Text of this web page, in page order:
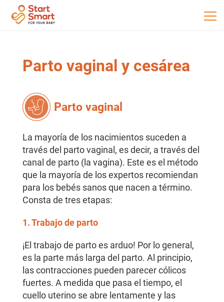
Parto vaginal y cesárea
Parto vaginal
La mayoría de los nacimientos suceden a
través del parto vaginal, es decir, a través del
canal de parto (la vagina). Este es el método
que la mayoría de los expertos recomiendan
para los bebés sanos que nacen a término.
Consta de tres etapas:
1. Trabajo de parto
¡El trabajo de parto es arduo! Por lo general,
es la parte más larga del parto. Al principio,
las contracciones pueden parecer cólicos
fuertes. A medida que pasa el tiempo, el
cuello uterino se abre lentamente y las